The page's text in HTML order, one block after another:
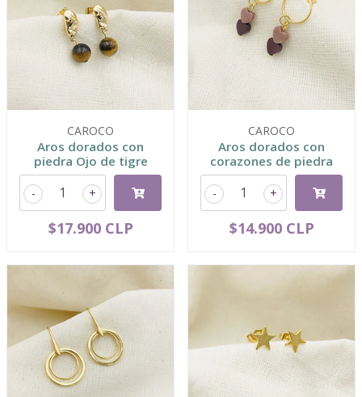
CAROCO
Aros dorados con
piedra Ojo de tigre
+
-
$17.900 CLP
CAROCO
Aros dorados con
corazones de piedra
+
-
$14.900 CLP